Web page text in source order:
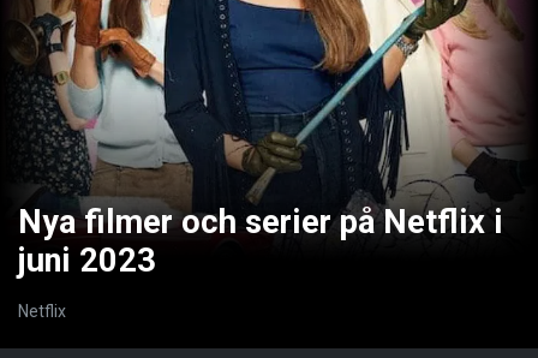
Nya filmer och serier på Netflix i
juni 2023
Netflix